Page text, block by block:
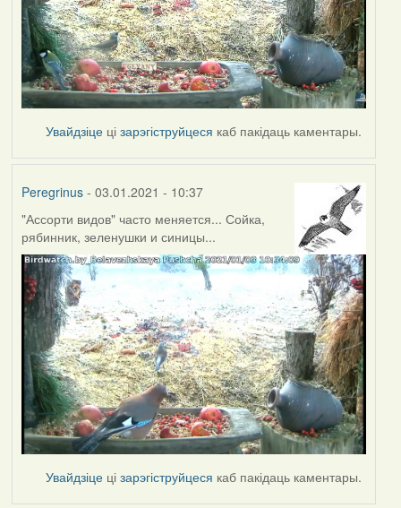
Увайдзіце цізарэгіструйцеся каб пакідаць каментары.
Peregrinus- 03.01.2021 - 10:37
"Ассорти видов" часто меняется... Сойка,
рябинник, зеленушки и синицы...
Увайдзіце цізарэгіструйцеся каб пакідаць каментары.